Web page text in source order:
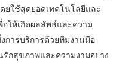
ยใช้สุดยอดเทคโนโลยีและ
ให้เกิดผลลัพธ์และความ
การบริการด้วยทีมงานมือ
กสุขภาพและความงามอย่าง